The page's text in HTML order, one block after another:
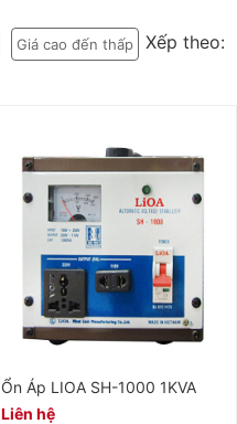
Xếp theo:
Giá cao đến thấp
Ổn Áp LIOA SH-1000 1KVA
Liên hệ